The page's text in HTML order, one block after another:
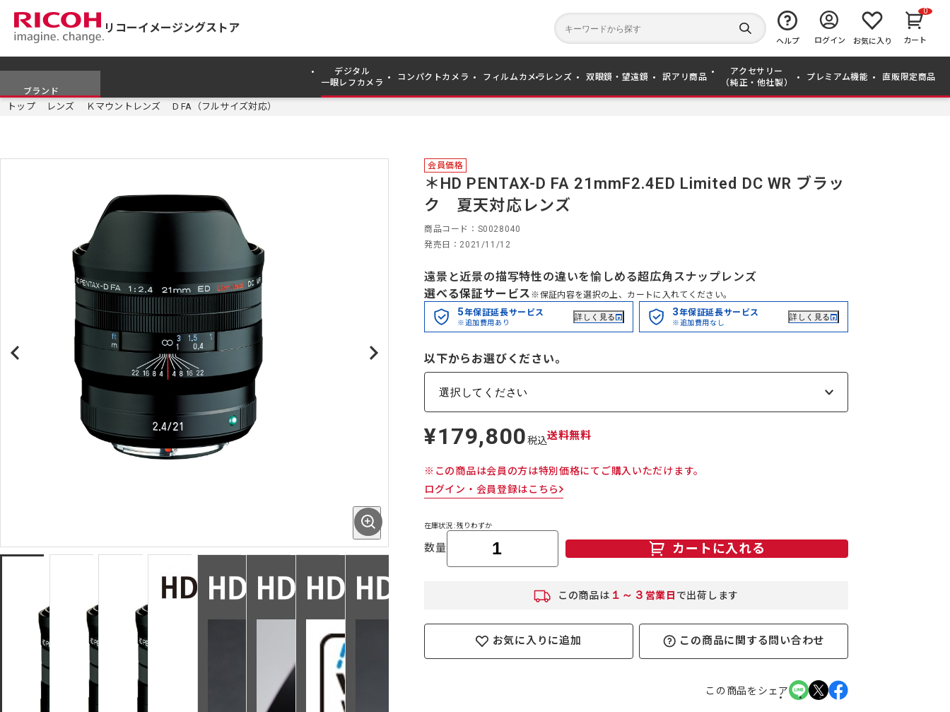
リコーイメージングストア
か
ら
検
索
す
る
ヘルプ ログイン お気に入り
0
カート
ブランド
デジタル
一眼レフカメラ
コンパクトカメラ フィルムカメラ レンズ 双眼鏡・望遠鏡 訳アリ商品
アクセサリー
（純正・他社製）
プレミアム機能 直販限定商品
トップ レンズ Ｋマウントレンズ D FA（フルサイズ対応）
会員価格
＊HD PENTAX-D FA 21mmF2.4ED Limited DC WR ブラッ
ク 夏天対応レンズ
商品コード
S0028040
発売日
2021/11/12
遠景と近景の描写特性の違いを愉しめる超広角スナップレンズ
選べる保証サービス ※保証内容を選択の上、カートに入れてください。
5年保証延長サービス
※追加費用あり
詳しく見る 3年保証延長サービス
※追加費用なし
詳しく見る
以下からお選びください。
定
価
¥179,800税込送料無料
※この商品は会員の方は特別価格にてご購入いただけます。
ログイン・会員登録はこちら
在庫状況 : 残りわずか
数量 カートに入れる
この商品は １～３ 営業日 で出荷します
お気に入りに追加 この商品に関する問い合わせ
この商品をシェア